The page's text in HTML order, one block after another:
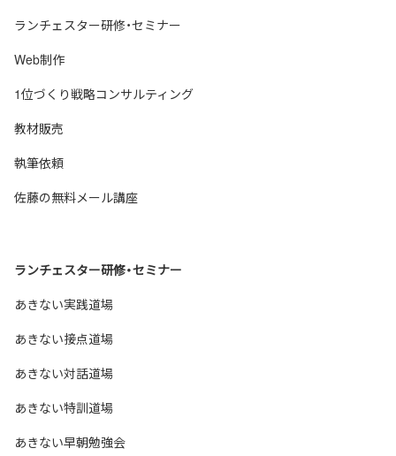
ランチェスター研修・セミナー
Web制作
1位づくり戦略コンサルティング
教材販売
執筆依頼
佐藤の無料メール講座
ランチェスター研修・セミナー
あきない実践道場
あきない接点道場
あきない対話道場
あきない特訓道場
あきない早朝勉強会